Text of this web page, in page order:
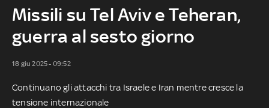
Missili su Tel Aviv e Teheran,
guerra al sesto giorno
18 giu 2025 - 09:52
Continuano gli attacchi tra Israele e Iran mentre cresce la
tensione internazionale